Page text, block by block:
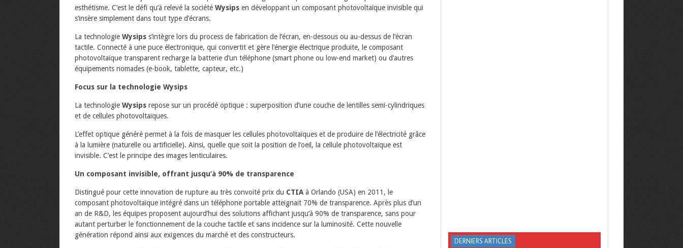
esthétisme. C’est le défi qu’à relevé la société Wysips en développant un composant photovoltaïque invisible qui
s’insère simplement dans tout type d’écrans.
La technologie Wysips s’intègre lors du process de fabrication de l’écran, en-dessous ou au-dessus de l’écran
tactile. Connecté à une puce électronique, qui convertit et gère l’énergie électrique produite, le composant
photovoltaïque transparent recharge la batterie d’un téléphone (smart phone ou low-end market) ou d’autres
équipements nomades (e-book, tablette, capteur, etc.)
Focus sur la technologie Wysips
La technologie Wysips repose sur un procédé optique : superposition d’une couche de lentilles semi-cylindriques
et de cellules photovoltaïques.
L’effet optique généré permet à la fois de masquer les cellules photovoltaïques et de produire de l’électricité grâce
à la lumière (naturelle ou artificielle). Ainsi, quelle que soit la position de l’oeil, la cellule photovoltaïque est
invisible. C’est le principe des images lenticulaires.
Un composant invisible, offrant jusqu’à 90% de transparence
Distingué pour cette innovation de rupture au très convoité prix du CTIA à Orlando (USA) en 2011, le
composant photovoltaïque intégré dans un téléphone portable atteignait 70% de transparence. Après plus d’un
an de R&D, les équipes proposent aujourd’hui des solutions affichant jusqu’à 90% de transparence, sans pour
autant perturber le fonctionnement de la couche tactile et sans incidence sur la luminosité. Cette nouvelle
génération répond ainsi aux exigences du marché et des constructeurs.
DERNIERS ARTICLES